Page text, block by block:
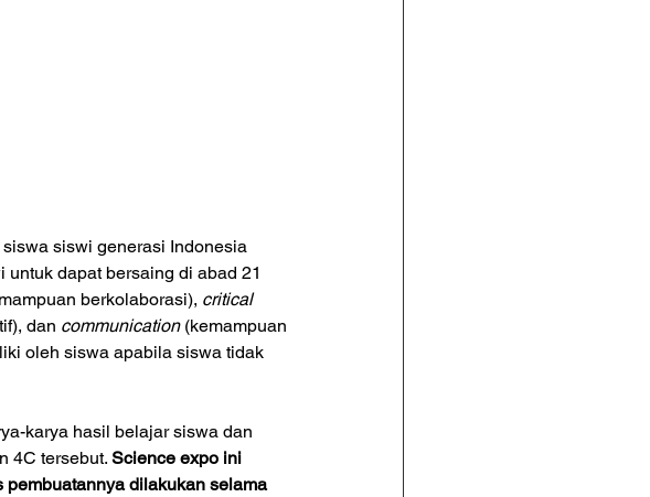
siswi generasi Indonesia
dapat bersaing di abad 21
berkolaborasi), critical
dan communication (kemampuan
oleh siswa apabila siswa tidak
karya hasil belajar siswa dan
4C tersebut. Science expo ini
pembuatannya dilakukan selama